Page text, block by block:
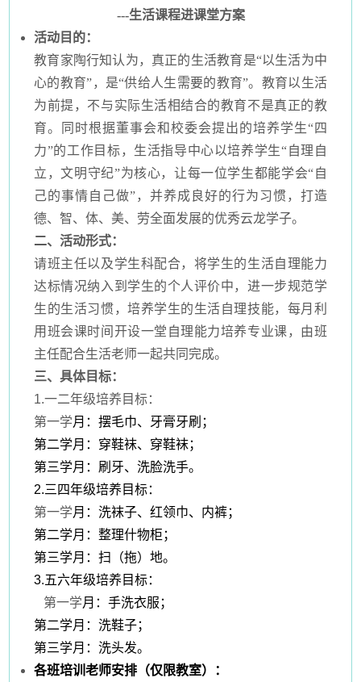
---生活课程进课堂方案
活动目的：
教育家陶行知认为，真正的生活教育是“以生活为中
心的教育”，是“供给人生需要的教育”。教育以生活
为前提，不与实际生活相结合的教育不是真正的教
育。同时根据董事会和校委会提出的培养学生“四
力”的工作目标，生活指导中心以培养学生“自理自
立，文明守纪”为核心，让每一位学生都能学会“自
己的事情自己做”，并养成良好的行为习惯，打造
德、智、体、美、劳全面发展的优秀云龙学子。
二、活动形式：
请班主任以及学生科配合，将学生的生活自理能力
达标情况纳入到学生的个人评价中，进一步规范学
生的生活习惯，培养学生的生活自理技能，每月利
用班会课时间开设一堂自理能力培养专业课，由班
主任配合生活老师一起共同完成。
三、具体目标：
1.一二年级培养目标：
第一学月：摆毛巾、牙膏牙刷；
第二学月：穿鞋袜、穿鞋袜；
第三学月：刷牙、洗脸洗手。
2.三四年级培养目标：
第一学月：洗袜子、红领巾、内裤；
第二学月：整理什物柜；
第三学月：扫（拖）地。
3.五六年级培养目标：
第一学月：手洗衣服；
第二学月：洗鞋子；
第三学月：洗头发。
各班培训老师安排（仅限教室）：